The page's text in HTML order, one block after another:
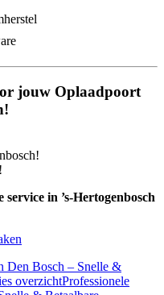
jouw Oplaadpoort
in ’s-Hertogenbosch
Den Bosch – Snelle &
overzichtProfessionele